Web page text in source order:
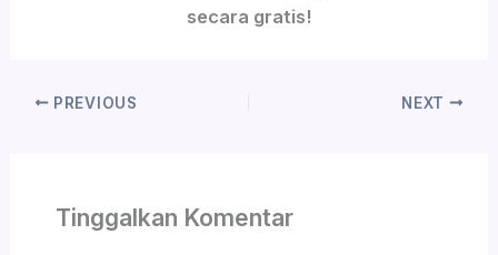
secara gratis!
PREVIOUS NEXT
Tinggalkan Komentar